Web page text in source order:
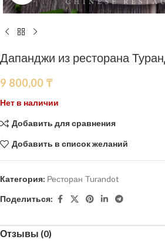
Дапанджи из ресторана
9 800,00 ₸
Нет в наличии
Добавить для сравнения
Добавить в список желаний
Категория: Ресторан Turandot
Поделиться:
Отзывы (0)